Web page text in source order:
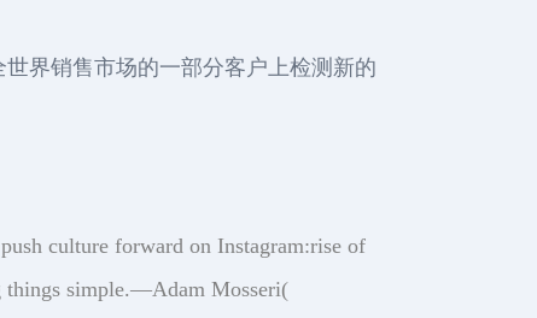
世界销售市场的一部分客户上检测新的
culture forward on Instagram:rise of
things simple.—Adam Mosseri(